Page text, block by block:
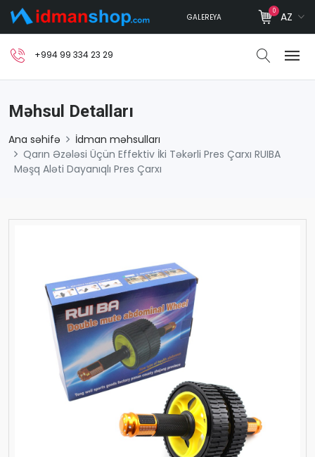
GALEREYA
0 AZ
+994 99 334 23 29
Məhsul Detalları
Ana səhifə
İdman məhsulları
Qarın Əzələsi Üçün Effektiv İki Təkərli Pres Çarxı RUIBA
Məşq Aləti Dayanıqlı Pres Çarxı